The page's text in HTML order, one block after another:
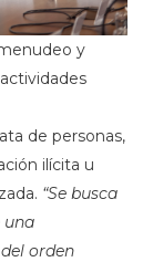
y
de personas,
ilícita u
“Se busca
una
orden